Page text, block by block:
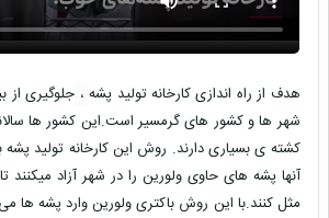
هدف از راه اندازی کارخانه تولید پشه، جلوگیری از
شهر ها و کشور های گرمسیر است.این کشور ها
کشته ی بسیاری دارند. روش این کارخانه تولید
آنها پشه های حاوی ولورین را در شهر آزاد میکنند
مثل کنند.با این روش باکتری ولورین وارد پشه ها می